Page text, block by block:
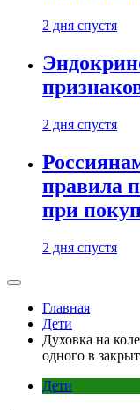
2 дня спустя
2 дня спустя
правила
при
2 дня спустя
Главная
Дети
Духовка на
одного в
Дети